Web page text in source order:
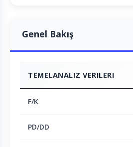
Genel Bakış
TEMELANALIZ VERILERI
F/K
PD/DD